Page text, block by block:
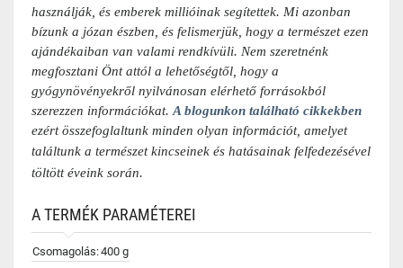
használják, és emberek millióinak segítettek. Mi azonban
bízunk a józan észben, és felismerjük, hogy a természet ezen
ajándékaiban van valami rendkívüli. Nem szeretnénk
megfosztani Önt attól a lehetőségtől, hogy a
gyógynövényekről nyilvánosan elérhető forrásokból
szerezzen információkat. A blogunkon található cikkekben
ezért összefoglaltunk minden olyan információt, amelyet
találtunk a természet kincseinek és hatásainak felfedezésével
töltött éveink során.
A TERMÉK PARAMÉTEREI
Csomagolás:400 g